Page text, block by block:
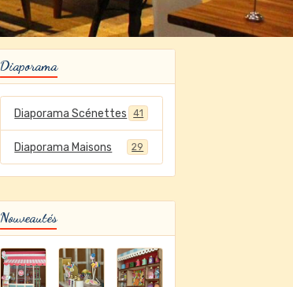
Diaporama
Diaporama Scénettes 41
Diaporama Maisons 29
Nouveautés